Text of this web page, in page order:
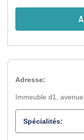
Adresse:
Immeuble d1,
Spécialités: